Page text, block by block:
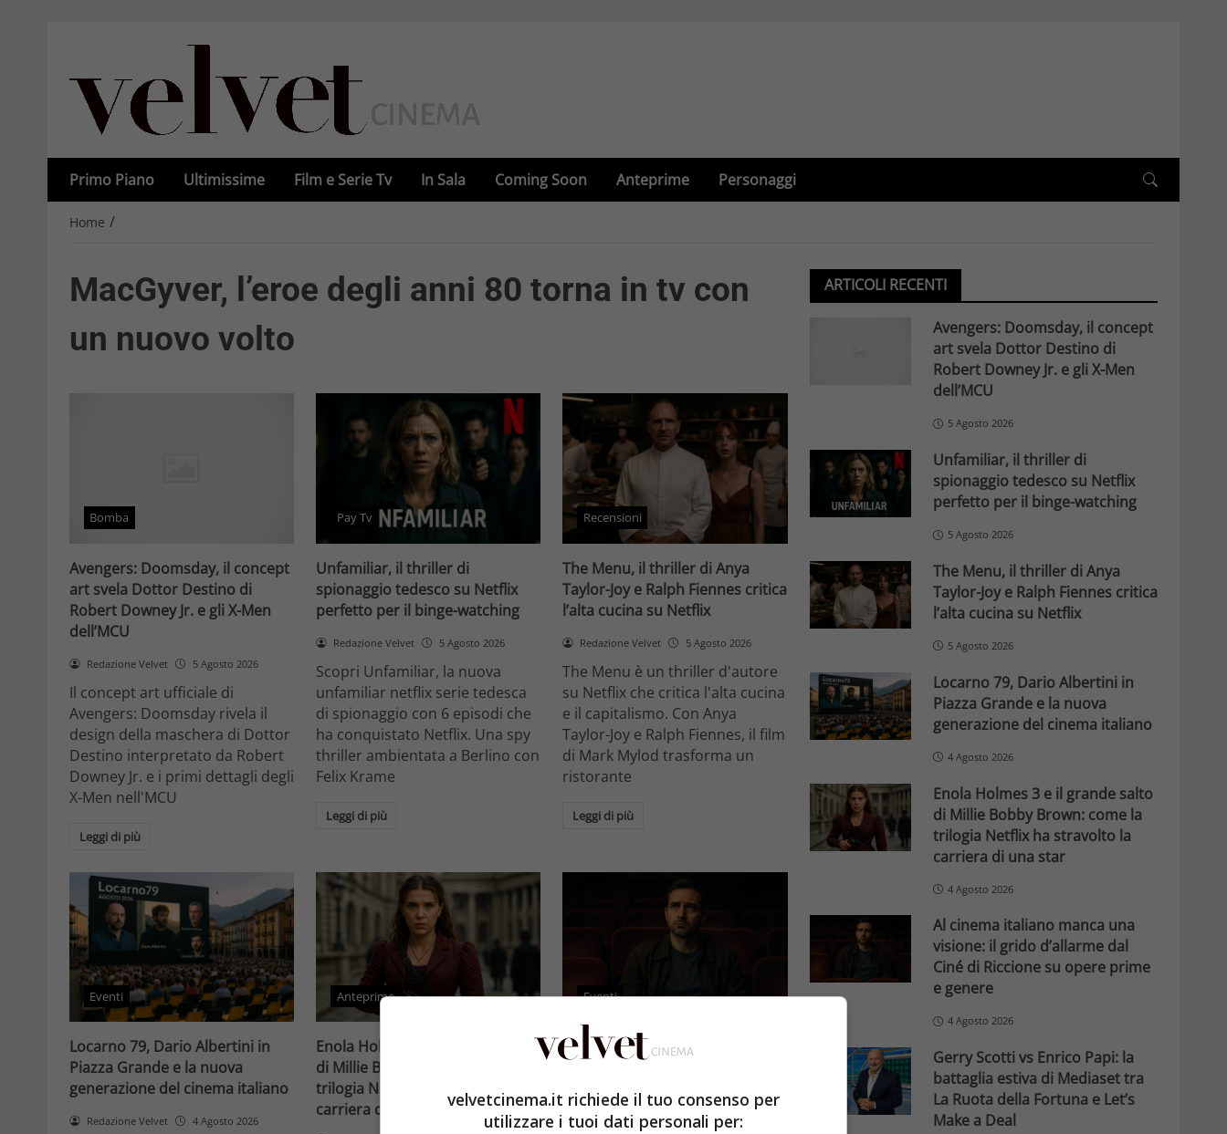
Primo Piano Ultimissime Film e Serie Tv In Sala Coming Soon Anteprime Personaggi
Home /
MacGyver, l’eroe degli anni 80 torna in tv con
un nuovo volto
Bomba
Avengers: Doomsday, il concept
art svela Dottor Destino di
Robert Downey Jr. e gli X-Men
dell’MCU
Redazione Velvet 5 Agosto 2026
Il concept art ufficiale di
Avengers: Doomsday rivela il
design della maschera di Dottor
Destino interpretato da Robert
Downey Jr. e i primi dettagli degli
X-Men nell'MCU
Leggi di più
Pay Tv
Unfamiliar, il thriller di
spionaggio tedesco su Netflix
perfetto per il binge-watching
Redazione Velvet 5 Agosto 2026
Scopri Unfamiliar, la nuova
unfamiliar netflix serie tedesca
di spionaggio con 6 episodi che
ha conquistato Netflix. Una spy
thriller ambientata a Berlino con
Felix Krame
Leggi di più
Recensioni
The Menu, il thriller di Anya
Taylor-Joy e Ralph Fiennes critica
l’alta cucina su Netflix
Redazione Velvet 5 Agosto 2026
The Menu è un thriller d'autore
su Netflix che critica l'alta cucina
e il capitalismo. Con Anya
Taylor-Joy e Ralph Fiennes, il film
di Mark Mylod trasforma un
ristorante
Leggi di più
Eventi
Locarno 79, Dario Albertini in
Piazza Grande e la nuova
generazione del cinema italiano
Redazione Velvet 4 Agosto 2026
Anteprime
Enola Holmes 3 e il grande salto
di Millie Bobby Brown: come la
trilogia Netflix ha stravolto la
carriera di una star
Eventi
Al cinema italiano manca una
Ciné di Riccione su opere prime
e genere
ARTICOLI RECENTI
Avengers: Doomsday, il concept
art svela Dottor Destino di
Robert Downey Jr. e gli X-Men
dell’MCU
5 Agosto 2026
Unfamiliar, il thriller di
spionaggio tedesco su Netflix
perfetto per il binge-watching
5 Agosto 2026
The Menu, il thriller di Anya
Taylor-Joy e Ralph Fiennes critica
l’alta cucina su Netflix
5 Agosto 2026
Locarno 79, Dario Albertini in
Piazza Grande e la nuova
generazione del cinema italiano
4 Agosto 2026
Enola Holmes 3 e il grande salto
di Millie Bobby Brown: come la
trilogia Netflix ha stravolto la
carriera di una star
4 Agosto 2026
Al cinema italiano manca una
visione: il grido d’allarme dal
Ciné di Riccione su opere prime
e genere
4 Agosto 2026
Gerry Scotti vs Enrico Papi: la
battaglia estiva di Mediaset tra
La Ruota della Fortuna e Let’s
Make a Deal
velvetcinema.it richiede il tuo consenso per
utilizzare i tuoi dati personali per: